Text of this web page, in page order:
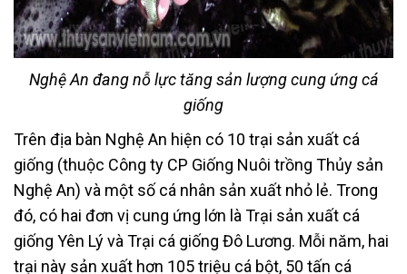
Nghệ An đang nỗ lực tăng sản lượng cung ứng cá
giống
Trên địa bàn Nghệ An hiện có 10 trại sản xuất cá
giống (thuộc Công ty CP Giống Nuôi trồng Thủy sản
Nghệ An) và một số cá nhân sản xuất nhỏ lẻ. Trong
đó, có hai đơn vị cung ứng lớn là Trại sản xuất cá
giống Yên Lý và Trại cá giống Đô Lương. Mỗi năm, hai
trại này sản xuất hơn 105 triệu cá bột, 50 tấn cá